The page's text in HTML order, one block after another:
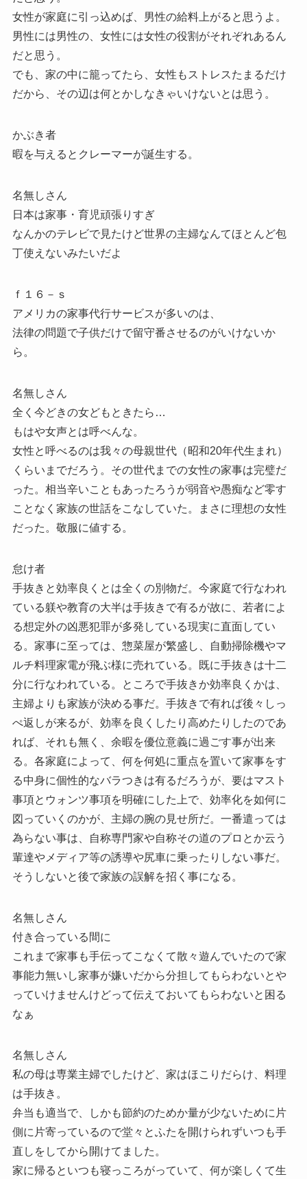
女性が家庭に引っ込めば、男性の給料上がると思うよ。
男性には男性の、女性には女性の役割がそれぞれあるん
だと思う。
でも、家の中に籠ってたら、女性もストレスたまるだけ
だから、その辺は何とかしなきゃいけないとは思う。
かぶき者
暇を与えるとクレーマーが誕生する。
名無しさん
日本は家事・育児頑張りすぎ
なんかのテレビで見たけど世界の主婦なんてほとんど包
丁使えないみたいだよ
ｆ１６－ｓ
アメリカの家事代行サービスが多いのは、
法律の問題で子供だけで留守番させるのがいけないか
ら。
名無しさん
全く今どきの女どもときたら…
もはや女声とは呼べんな。
女性と呼べるのは我々の母親世代（昭和20年代生まれ）
くらいまでだろう。その世代までの女性の家事は完璧だ
った。相当辛いこともあったろうが弱音や愚痴など零す
ことなく家族の世話をこなしていた。まさに理想の女性
だった。敬服に値する。
怠け者
手抜きと効率良くとは全くの別物だ。今家庭で行なわれ
ている躾や教育の大半は手抜きで有るが故に、若者によ
る想定外の凶悪犯罪が多発している現実に直面してい
る。家事に至っては、惣菜屋が繁盛し、自動掃除機やマ
ルチ料理家電が飛ぶ様に売れている。既に手抜きは十二
分に行なわれている。ところで手抜きか効率良くかは、
主婦よりも家族が決める事だ。手抜きで有れば後々しっ
ぺ返しが来るが、効率を良くしたり高めたりしたのであ
れば、それも無く、余暇を優位意義に過ごす事が出来
る。各家庭によって、何を何処に重点を置いて家事をす
る中身に個性的なバラつきは有るだろうが、要はマスト
事項とウォンツ事項を明確にした上で、効率化を如何に
図っていくのかが、主婦の腕の見せ所だ。一番遣っては
為らない事は、自称専門家や自称その道のプロとか云う
輩達やメディア等の誘導や尻車に乗ったりしない事だ。
そうしないと後で家族の誤解を招く事になる。
名無しさん
付き合っている間に
これまで家事も手伝ってこなくて散々遊んでいたので家
事能力無いし家事が嫌いだから分担してもらわないとや
っていけませんけどって伝えておいてもらわないと困る
なぁ
名無しさん
私の母は専業主婦でしたけど、家はほこりだらけ、料理
は手抜き。
弁当も適当で、しかも節約のためか量が少ないために片
側に片寄っているので堂々とふたを開けられずいつも手
直しをしてから開けてました。
家に帰るといつも寝っころがっていて、何が楽しくて生